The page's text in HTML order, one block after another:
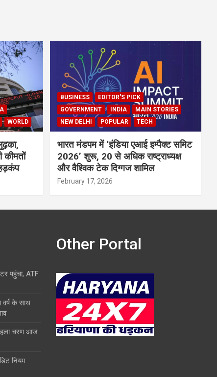
WORLD
BUSINESS
EDITOR'S PICK
GOVERNMENT
INDIA
MAIN STORIES
NEW DELHI
POPULAR TECH
भारत मंडपम में ‘इंडिया एआई इम्पैक्ट समिट
2026’ शुरू, 20 से अधिक राष्ट्राध्यक्ष
और वैश्विक टेक दिग्गज शामिल
February 17, 2026
पहुंचा, ATF
के साथ
चरण आज
नियम
Other Portal